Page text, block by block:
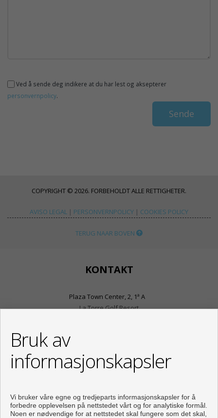
Ved å sende deg indikere at du har lest og aksepterer
personvernpolicy.
COPYRIGHT © 2026. FORBEHOLDT ALLE RETTIGHETER.
AVISO LEGAL | PERSONVERNPOLICY | COOKIES POLICY
TERUG NAAR BOVEN
KONTAKT
Plaza Town Center, 2, 1ª A
La Torre Golf Resort
info@inmobiliariasplaza.com
Fra Mandag til Fredag : 10:00 - 18:00
Abonner på vår Youtube-kanal:
Bruk av
informasjonskapsler
Vi bruker våre egne og tredjeparts informasjonskapsler for å
forbedre opplevelsen på nettstedet vårt og for analytiske formål.
Noen er nødvendige for at nettstedet skal fungere som det skal,